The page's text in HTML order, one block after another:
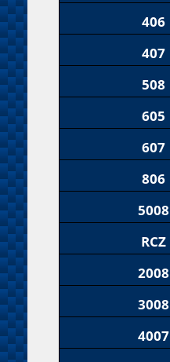
406
407
508
605
607
806
5008
RCZ
2008
3008
4007